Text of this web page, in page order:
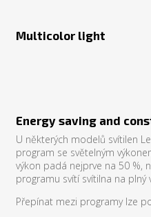
Multicolor light
Energy saving and
U některých modelů svítilen
program se světelným
výkon padá nejprve na 50 %,
programu svítí svítilna na
Přepínat mezi programy lze